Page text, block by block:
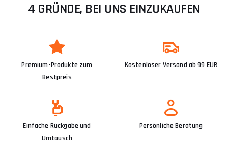
4 GRÜNDE, BEI UNS EINZUKAUFEN
Premium-Produkte zum
Bestpreis
Kostenloser Versand ab 99 EUR
Einfache Rückgabe und
Umtausch
Persönliche Beratung